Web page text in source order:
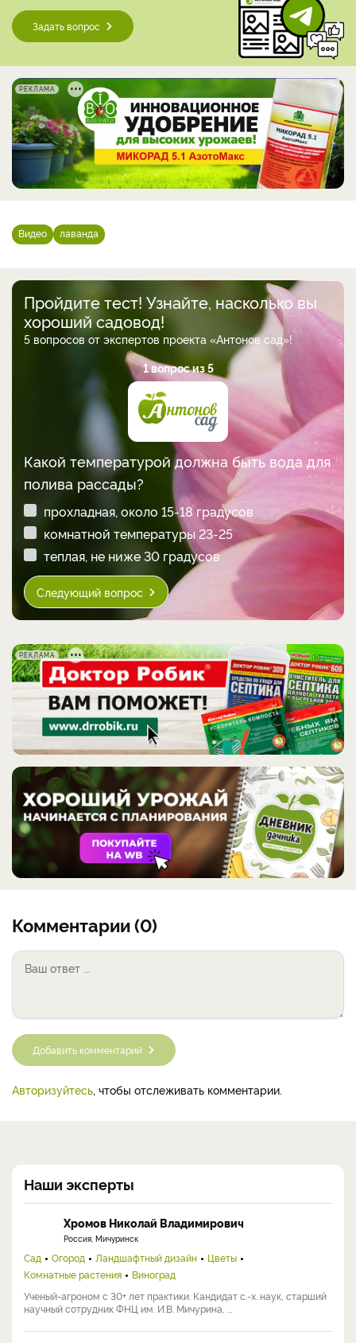
Задать вопрос
РЕКЛАМА
Видео лаванда
Пройдите тест! Узнайте, насколько вы
хороший садовод!
5 вопросов от экспертов проекта «Антонов сад»!
1 вопрос из 5
Какой температурой должна быть вода для
полива рассады?
прохладная, около 15-18 градусов
комнатной температуры 23-25
теплая, не ниже 30 градусов
Следующий вопрос
РЕКЛАМА
Комментарии (0)
Добавить комментарий
Авторизуйтесь , чтобы отслеживать комментарии.
Наши эксперты
Хромов Николай Владимирович
Россия, Мичуринск
Сад Огород Ландшафтный дизайн
Цветы
Комнатные растения
Виноград
Ученый-агроном с 30+ лет практики. Кандидат с.-х. наук, старший
научный сотрудник ФНЦ им. И.В. Мичурина, ...